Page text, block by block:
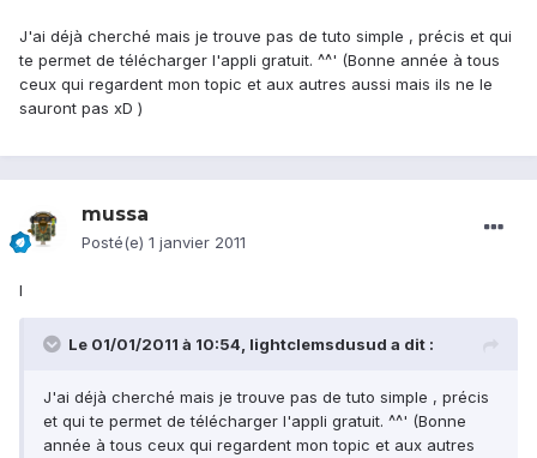
J'ai déjà cherché mais je trouve pas de tuto simple , précis et qui
te permet de télécharger l'appli gratuit. ^^' (Bonne année à tous
ceux qui regardent mon topic et aux autres aussi mais ils ne le
sauront pas xD )
mussa
Posté(e) 1 janvier 2011
l
Le 01/01/2011 à 10:54, lightclemsdusud a dit :
J'ai déjà cherché mais je trouve pas de tuto simple , précis
et qui te permet de télécharger l'appli gratuit. ^^' (Bonne
année à tous ceux qui regardent mon topic et aux autres